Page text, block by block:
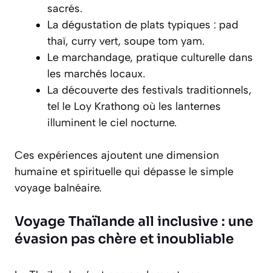
sacrés.
La dégustation de plats typiques : pad
thaï, curry vert, soupe tom yam.
Le marchandage, pratique culturelle dans
les marchés locaux.
La découverte des festivals traditionnels,
tel le Loy Krathong où les lanternes
illuminent le ciel nocturne.
Ces expériences ajoutent une dimension
humaine et spirituelle qui dépasse le simple
voyage balnéaire.
Voyage Thaïlande all inclusive : une
évasion pas chère et inoubliable